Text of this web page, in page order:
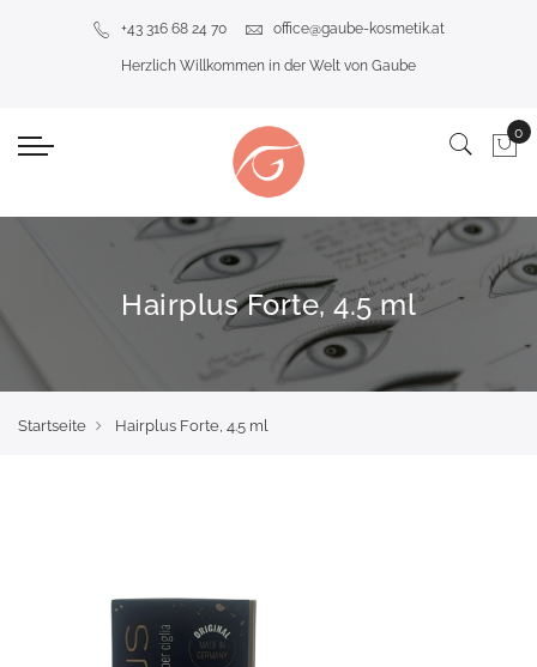
+43 316 68 24 70 office@gaube-kosmetik.at
Herzlich Willkommen in der Welt von Gaube
Hairplus Forte, 4.5 ml
Startseite Hairplus Forte, 4.5 ml